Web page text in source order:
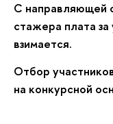
С направляющей
стажера плата
взимается.
Отбор
на конкурсной